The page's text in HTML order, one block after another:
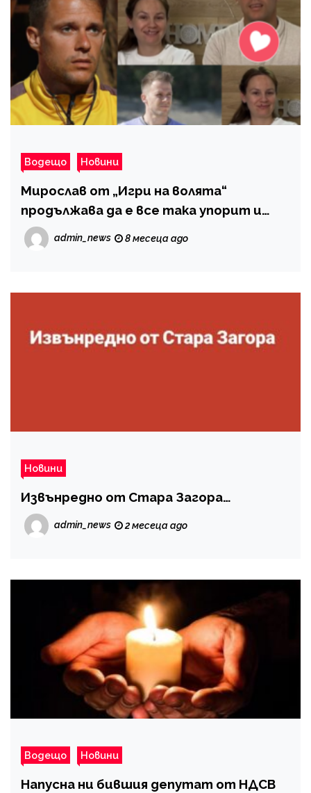
Водещо Новини
Мирослав от „Игри на волята“
продължава да е все така упорит и
след финала
admin_news 8 месеца ago
Новини
Извънредно от Стара Загора…
admin_news 2 месеца ago
Водещо Новини
Напусна ни бившия депутат от НДСВ